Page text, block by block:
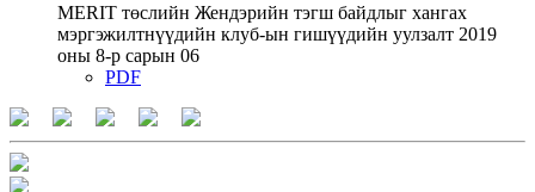
MERIT төслийн Жендэрийн тэгш байдлыг хангах
мэргэжилтнүүдийн клуб-ын гишүүдийн уулзалт 2019
оны 8-р сарын 06
PDF